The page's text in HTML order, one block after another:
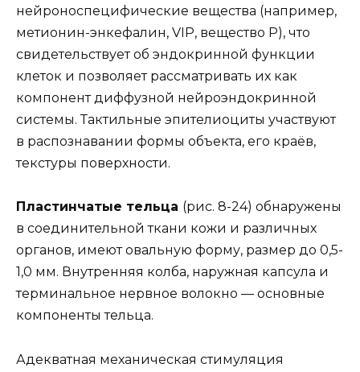
нейроноспецифические вещества (например,
метионин-энкефалин, VIP, вещество Р), что
свидетельствует об эндокринной функции
клеток и позволяет рассматривать их как
компонент диффузной нейроэндокринной
системы. Тактильные эпителиоциты участвуют
в распознавании формы объекта, его краёв,
текстуры поверхности.
Пластинчатые тельца (рис. 8-24) обнаружены
в соединительной ткани кожи и различных
органов, имеют овальную форму, размер до 0,5-
1,0 мм. Внутренняя колба, наружная капсула и
терминальное нервное волокно — основные
компоненты тельца.
Адекватная механическая стимуляция